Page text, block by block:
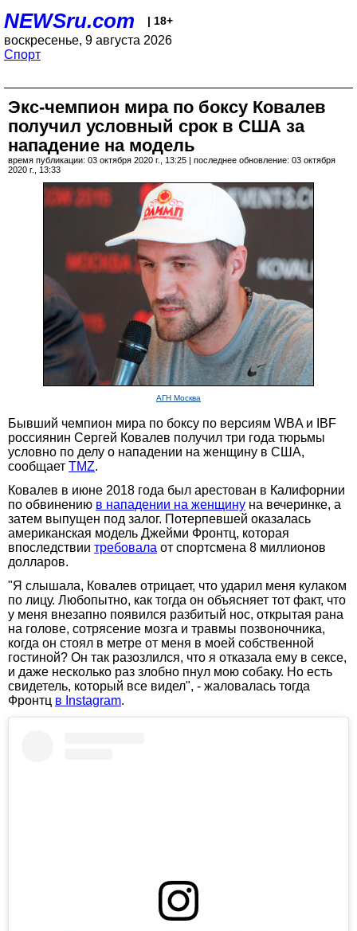
NEWSru.com | 18+
воскресенье, 9 августа 2026
Спорт
Экс-чемпион мира по боксу Ковалев
получил условный срок в США за
нападение на модель
время публикации: 03 октября 2020 г., 13:25 | последнее обновление: 03 октября
2020 г., 13:33
АГН Москва
Бывший чемпион мира по боксу по версиям WBA и IBF
россиянин Сергей Ковалев получил три года тюрьмы
условно по делу о нападении на женщину в США,
сообщает TMZ.
Ковалев в июне 2018 года был арестован в Калифорнии
по обвинению в нападении на женщину на вечеринке, а
затем выпущен под залог. Потерпевшей оказалась
американская модель Джейми Фронтц, которая
впоследствии требовала от спортсмена 8 миллионов
долларов.
"Я слышала, Ковалев отрицает, что ударил меня кулаком
по лицу. Любопытно, как тогда он объясняет тот факт, что
у меня внезапно появился разбитый нос, открытая рана
на голове, сотрясение мозга и травмы позвоночника,
когда он стоял в метре от меня в моей собственной
гостиной? Он так разозлился, что я отказала ему в сексе,
и даже несколько раз злобно пнул мою собаку. Но есть
свидетель, который все видел", - жаловалась тогда
Фронтц в Instagram.